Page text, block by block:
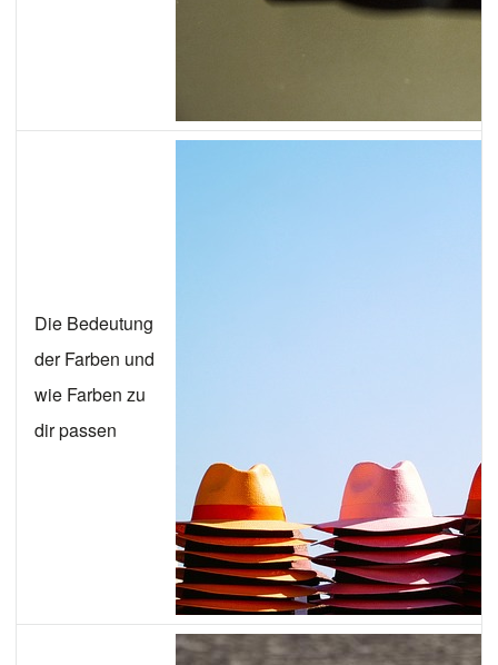
Die Bedeutung
der Farben und
wie Farben zu
dir passen